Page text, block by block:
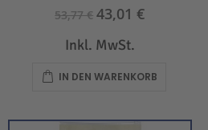
53,77 € 43,01 €
Inkl. MwSt.
IN DEN WARENKORB